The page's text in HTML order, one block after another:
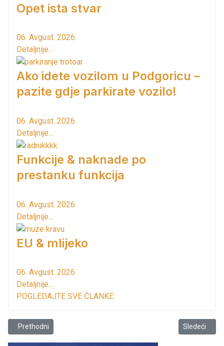
Opet ista stvar
06. Avgust. 2026.
Detaljnije...
Ako idete vozilom u Podgoricu –
pazite gdje parkirate vozilo!
06. Avgust. 2026.
Detaljnije...
Funkcije & naknade po
prestanku funkcija
06. Avgust. 2026.
Detaljnije...
EU & mlijeko
06. Avgust. 2026.
Detaljnije...
POGLEDAJTE SVE ČLANKE
Prethodni članak: Barani, doktori na Manhattan-u
Prethodni Sledeći
Sledeći